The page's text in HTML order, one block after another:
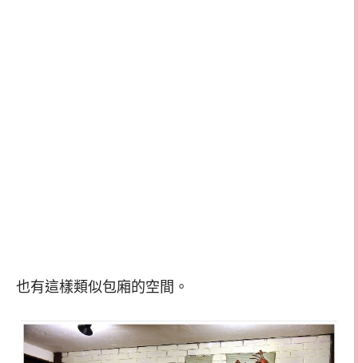
也有這樣類似包廂的空間。